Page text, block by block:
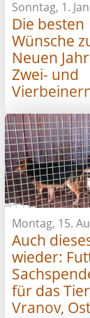
Sonntag, 1.
Die besten
Wünsche
Neuen
Zwei- und
Montag, 15.
Auch
wieder:
für das
Vranov,